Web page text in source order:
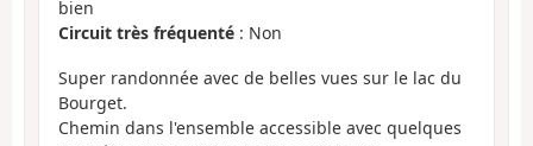
bien
Circuit très fréquenté : Non
Super randonnée avec de belles vues sur le lac du
Bourget.
Chemin dans l'ensemble accessible avec quelques